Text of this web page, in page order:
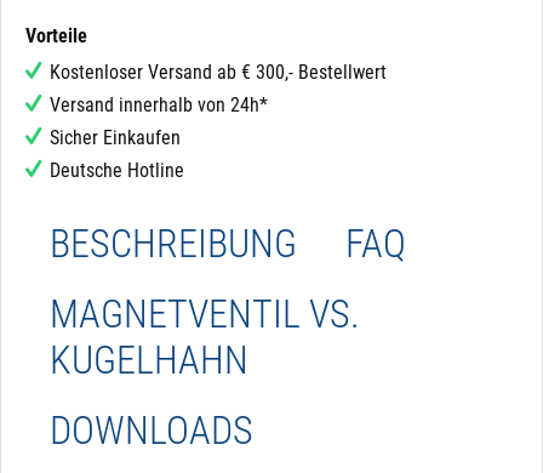
Vorteile
Kostenloser Versand ab € 300,- Bestellwert
Versand innerhalb von 24h*
Sicher Einkaufen
Deutsche Hotline
BESCHREIBUNG
FAQ
MAGNETVENTIL VS.
KUGELHAHN
DOWNLOADS